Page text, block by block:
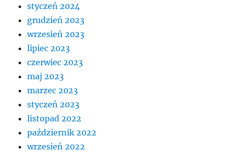
styczeń 2024
grudzień 2023
wrzesień 2023
lipiec 2023
czerwiec 2023
maj 2023
marzec 2023
styczeń 2023
listopad 2022
październik 2022
wrzesień 2022